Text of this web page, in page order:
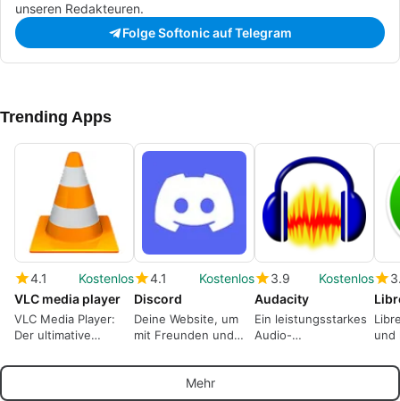
unseren Redakteuren.
Folge Softonic auf Telegram
Trending Apps
4.1
Kostenlos
VLC media player
VLC Media Player:
Der ultimative
Mediaplayer
4.1
Kostenlos
Discord
Deine Website, um
mit Freunden und
sprechen.
3.9
Kostenlos
Audacity
Ein leistungsstarkes
Audio-
und
Mehr